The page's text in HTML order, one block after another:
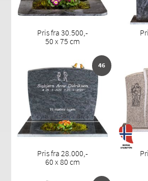
Pris fra 30.500,-
50 x 75 cm
46
Pris fra 28.000,-
60 x 80 cm